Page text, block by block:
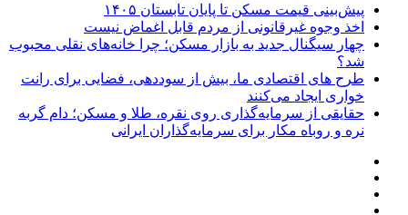
پیش‌بینی قیمت مسکن تا پایان تابستان ۱۴۰۵
اخذ وجوه غیرقانونی از مردم قابل اغماض نیست
چهار سیگنال جدید به بازار مسکن؛ چرا خانه‌های نقلی محبوب
شد؟
طرح های اقتصادی ما، بیش از سوددهی، فضایی برای رانت
خواری ایجاد می‌کنند
حقایقی از سرمایه‌گذاری روی نقره، طلا و مسکن؛ دام گربه
نره و روباه مکار برای سرمایه‌گذاران ایرانی